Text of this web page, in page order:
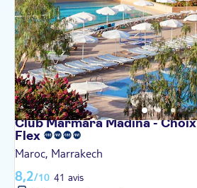
Club Marmara Madina - Choix
Flex
Maroc, Marrakech
8,2/10 41 avis